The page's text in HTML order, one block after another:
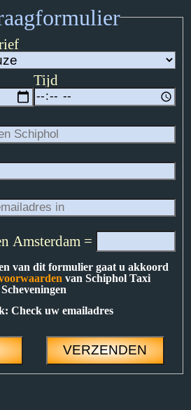
Tijd
Amsterdam =
van dit formulier gaat u akkoord
van Schiphol Taxi
Scheveningen
Check uw emailadres